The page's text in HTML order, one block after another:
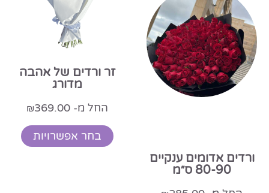
ורדים אדומים ענקיים
80-90 ס״מ
זר ורדים של אהבה
מדורג
החל מ- ₪369.00
בחר אפשרויות